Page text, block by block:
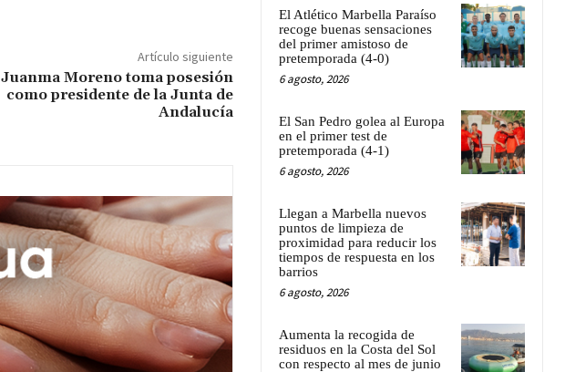
Artículo siguiente
Juanma Moreno toma posesión
como presidente de la Junta de
Andalucía
El Atlético Marbella Paraíso
recoge buenas sensaciones
del primer amistoso de
pretemporada (4-0)
6 agosto, 2026
El San Pedro golea al Europa
en el primer test de
pretemporada (4-1)
6 agosto, 2026
Llegan a Marbella nuevos
puntos de limpieza de
proximidad para reducir los
tiempos de respuesta en los
barrios
6 agosto, 2026
Aumenta la recogida de
residuos en la Costa del Sol
con respecto al mes de junio